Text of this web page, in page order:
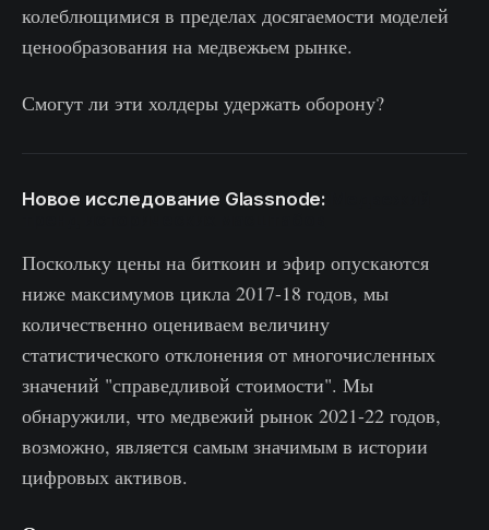
колеблющимися в пределах досягаемости моделей
ценообразования на медвежьем рынке.
Смогут ли эти холдеры удержать оборону?
Новое исследование Glassnode:
Поскольку цены на биткоин и эфир опускаются
ниже максимумов цикла 2017-18 годов, мы
количественно оцениваем величину
статистического отклонения от многочисленных
значений "справедливой стоимости". Мы
обнаружили, что медвежий рынок 2021-22 годов,
возможно, является самым значимым в истории
цифровых активов.